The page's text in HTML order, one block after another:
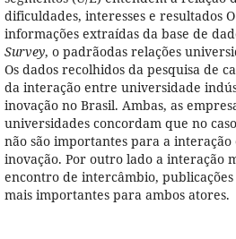
dificuldades, interesses e resultados
informações extraídas da base de
Survey, o padrãodas relações
Os dados recolhidos da pesquisa de
da interação entre universidade
inovação no Brasil. Ambas, as
universidades concordam que no
não são importantes para a interação
inovação. Por outro lado a interação
encontro de intercâmbio, publicações
mais importantes para ambos atores.